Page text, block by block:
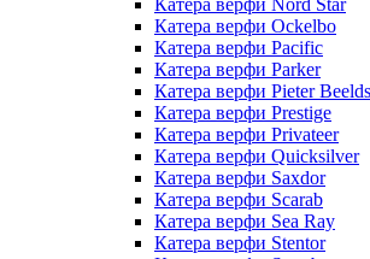
Катера верфи Nord Star
Катера верфи Ockelbo
Катера верфи Pacific
Катера верфи Parker
Катера верфи Pieter
Катера верфи Prestige
Катера верфи Privateer
Катера верфи Quicksilver
Катера верфи Saxdor
Катера верфи Scarab
Катера верфи Sea Ray
Катера верфи Stentor